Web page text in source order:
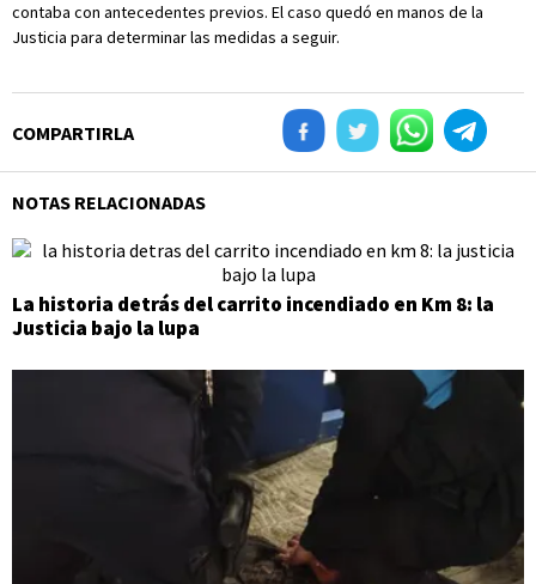
contaba con antecedentes previos. El caso quedó en manos de la
Justicia para determinar las medidas a seguir.
COMPARTIRLA
NOTAS RELACIONADAS
La historia detrás del carrito incendiado en Km 8: la
Justicia bajo la lupa